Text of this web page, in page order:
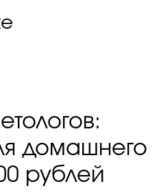
домашнего
рублей